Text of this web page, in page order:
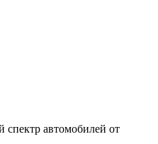
спектр автомобилей от